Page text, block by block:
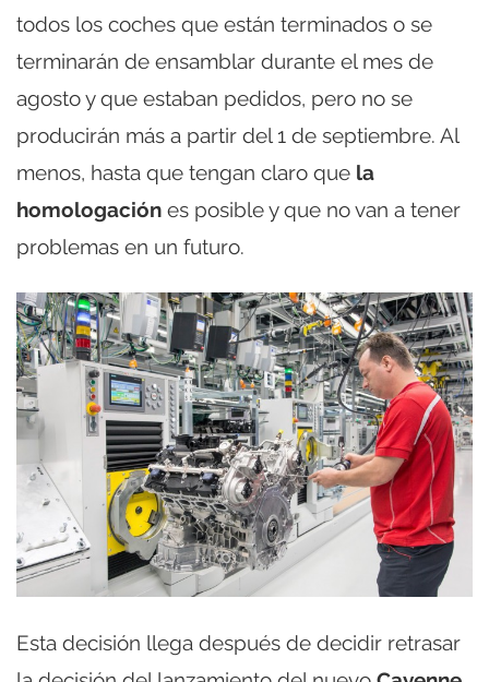
todos los coches que están terminados o se
terminarán de ensamblar durante el mes de
agosto y que estaban pedidos, pero no se
producirán más a partir del 1 de septiembre. Al
menos, hasta que tengan claro que la
homologación es posible y que no van a tener
problemas en un futuro.
Esta decisión llega después de decidir retrasar